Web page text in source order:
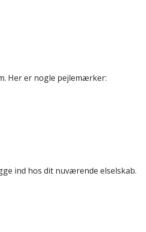
Her er nogle pejlemærker:
ind hos dit nuværende elselskab.